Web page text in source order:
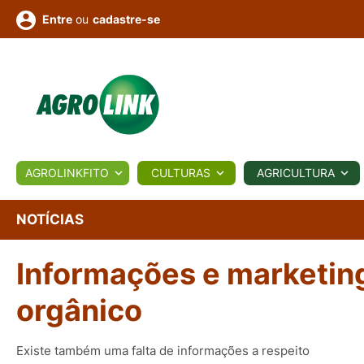
BIOLÓGICOS COTAÇÕES NOTÍCIAS
Conversor Colunistas Eventos
e
Vídeos
Entre ou cadastre-se
AGROLINKFITO CULTURAS AGRICULTURA
NOTÍCIAS
Informações e
orgânico
Existe também uma falta de informações a respeito